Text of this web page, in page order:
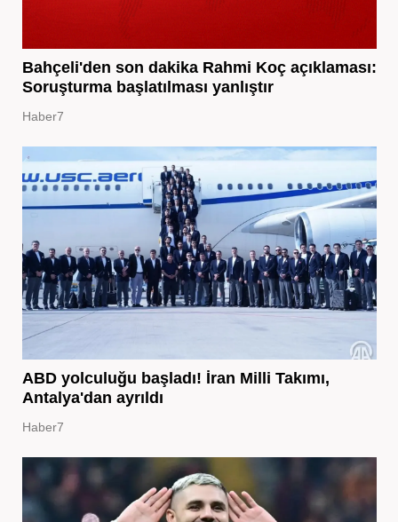
Bahçeli'den son dakika Rahmi Koç açıklaması:
Soruşturma başlatılması yanlıştır
Haber7
ABD yolculuğu başladı! İran Milli Takımı,
Antalya'dan ayrıldı
Haber7